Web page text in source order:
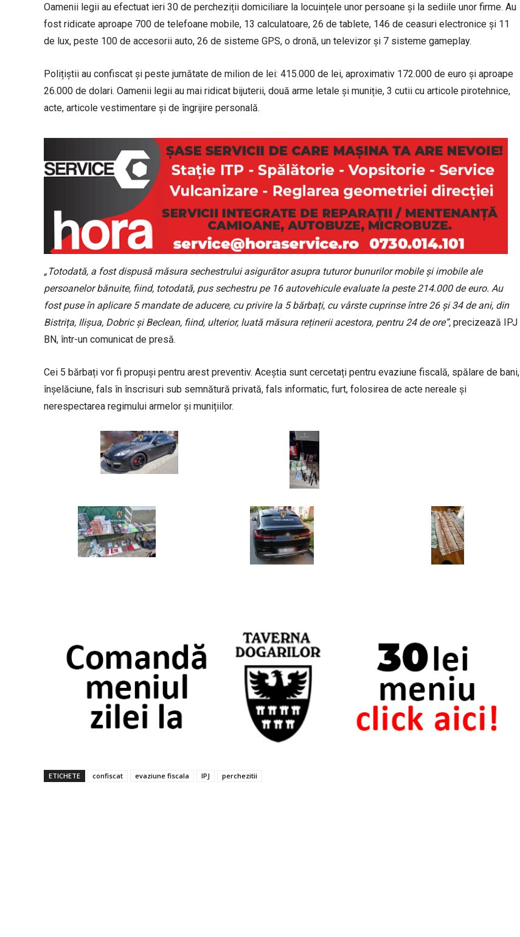
Oamenii legii au efectuat ieri 30 de percheziții domiciliare la locuințele unor persoane și la sediile unor firme. Au
fost ridicate aproape 700 de telefoane mobile, 13 calculatoare, 26 de tablete, 146 de ceasuri electronice și 11
de lux, peste 100 de accesorii auto, 26 de sisteme GPS, o dronă, un televizor și 7 sisteme gameplay.
Polițiștii au confiscat și peste jumătate de milion de lei: 415.000 de lei, aproximativ 172.000 de euro și aproape
26.000 de dolari. Oamenii legii au mai ridicat bijuterii, două arme letale și muniție, 3 cutii cu articole pirotehnice,
acte, articole vestimentare și de îngrijire personală.
„Totodată, a fost dispusă măsura sechestrului asigurător asupra tuturor bunurilor mobile și imobile ale
persoanelor bănuite, fiind, totodată, pus sechestru pe 16 autovehicule evaluate la peste 214.000 de euro. Au
fost puse în aplicare 5 mandate de aducere, cu privire la 5 bărbați, cu vârste cuprinse între 26 și 34 de ani, din
Bistrița, Ilișua, Dobric și Beclean, fiind, ulterior, luată măsura reținerii acestora, pentru 24 de ore”, precizează IPJ
BN, într-un comunicat de presă.
Cei 5 bărbați vor fi propuși pentru arest preventiv. Aceștia sunt cercetați pentru evaziune fiscală, spălare de bani,
înșelăciune, fals în înscrisuri sub semnătură privată, fals informatic, furt, folosirea de acte nereale și
nerespectarea regimului armelor și munițiilor.
ETICHETE confiscat evaziune fiscala IPJ perchezitii